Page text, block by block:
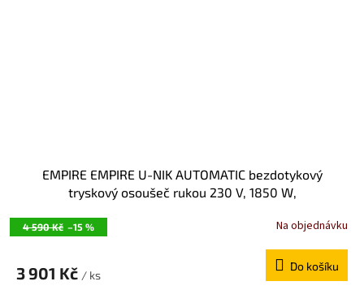
4 590 Kč –15 %
EMPIRE EMPIRE U-NIK AUTOMATIC bezdotykový
tryskový osoušeč rukou 230 V, 1850 W,
Na objednávku
3 901 Kč / ks
Do košíku